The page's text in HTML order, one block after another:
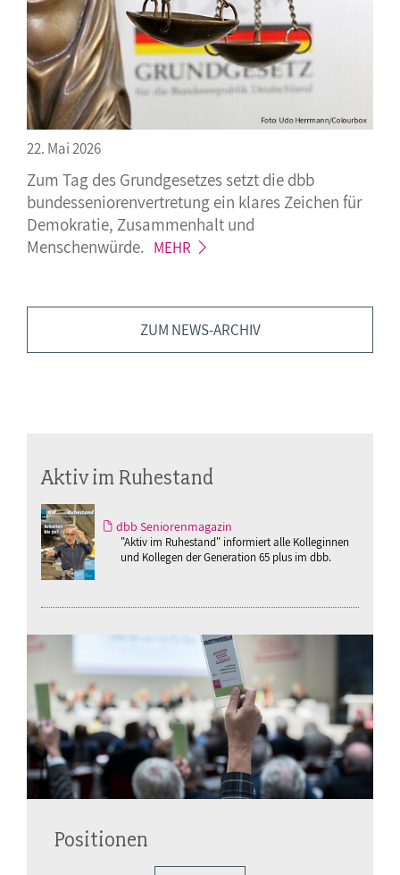
22. Mai 2026
Zum Tag des Grundgesetzes setzt die dbb
bundesseniorenvertretung ein klares Zeichen für
Demokratie, Zusammenhalt und
Menschenwürde. MEHR
ZUM NEWS-ARCHIV
Aktiv im Ruhestand
dbb Seniorenmagazin
"Aktiv im Ruhestand" informiert alle Kolleginnen
und Kollegen der Generation 65 plus im dbb.
Positionen